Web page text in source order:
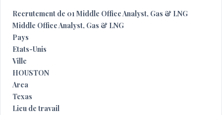
Recrutement de 01 Middle Office Analyst, Gas & LNG
Middle Office Analyst, Gas & LNG
Pays
Etats-Unis
Ville
HOUSTON
Area
Texas
Lieu de travail